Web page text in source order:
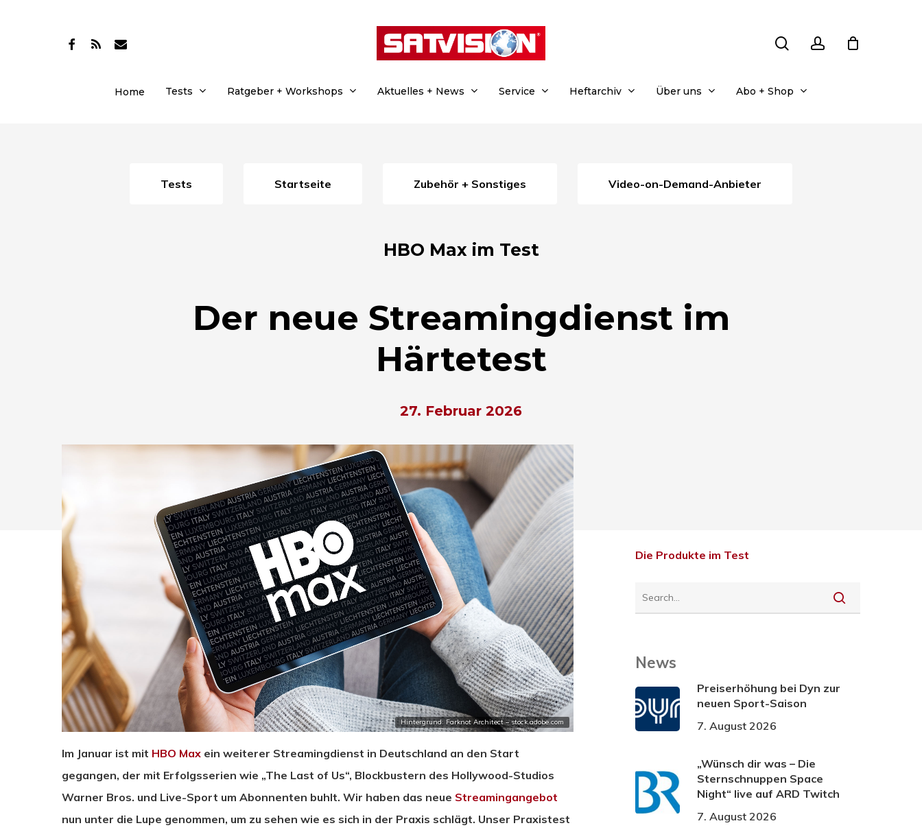
Drücken Sie Enter zum Suchen oder ESC zum Schließen.
facebook
RSS email
Home Tests Ratgeber + Workshops Aktuelles + News Service Heftarchiv Über uns Abo + Shop
Tests Startseite Zubehör + Sonstiges Video-on-Demand-Anbieter
HBO Max im Test
Der neue Streamingdienst im
Härtetest
27. Februar 2026
Hintergrund: Farknot Architect – stock.adobe.com
Im Januar ist mit HBO Max ein weiterer Streamingdienst in Deutschland an den Start
gegangen, der mit Erfolgsserien wie „The Last of Us“, Blockbustern des Hollywood-Studios
Warner Bros. und Live-Sport um Abonnenten buhlt. Wir haben das neue Streamingangebot
nun unter die Lupe genommen, um zu sehen wie es sich in der Praxis schlägt. Unser Praxistest
Die Produkte im Test
News
Preiserhöhung bei Dyn zur
neuen Sport-Saison
7. August 2026
„Wünsch dir was – Die
Sternschnuppen Space
Night“ live auf ARD Twitch
7. August 2026